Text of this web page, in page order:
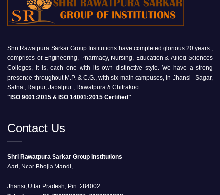
Shri Rawatpura Sarkar Group Institutions have completed glorious 20 years ,
comprises of Engineering, Pharmacy, Nursing, Education & Allied Sciences
Colleges, it is, each one with its own distinctive style. We have a strong
presence throughout M.P. & C.G., with six main campuses, in Jhansi , Sagar,
Satna , Raipur, Jabalpur , Rawatpura & Chitrakoot
"ISO 9001:2015 & ISO 14001:2015 Certified"
Contact Us
Shri Rawatpura Sarkar Group Institutions
Aari, Near Bhojla Mandi,
Jhansi, Uttar Pradesh, Pin: 284002